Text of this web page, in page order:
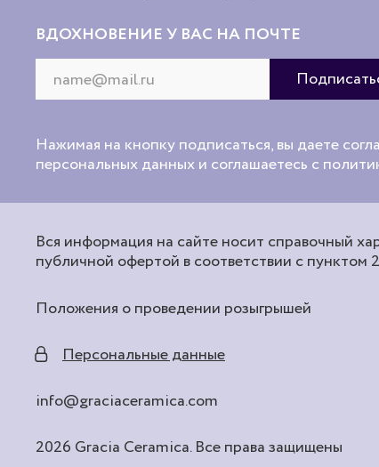
ВДОХНОВЕНИЕ У ВАС НА ПОЧТЕ
Нажимая на кнопку подписаться, вы даете
персональных данных и соглашаетесь с
Вся информация на сайте носит справочный
публичной офертой в соответствии с пунктом
Положения о проведении розыгрышей
Персональные данные
info@graciaceramica.com
2026 Gracia Ceramica. Все права защищены